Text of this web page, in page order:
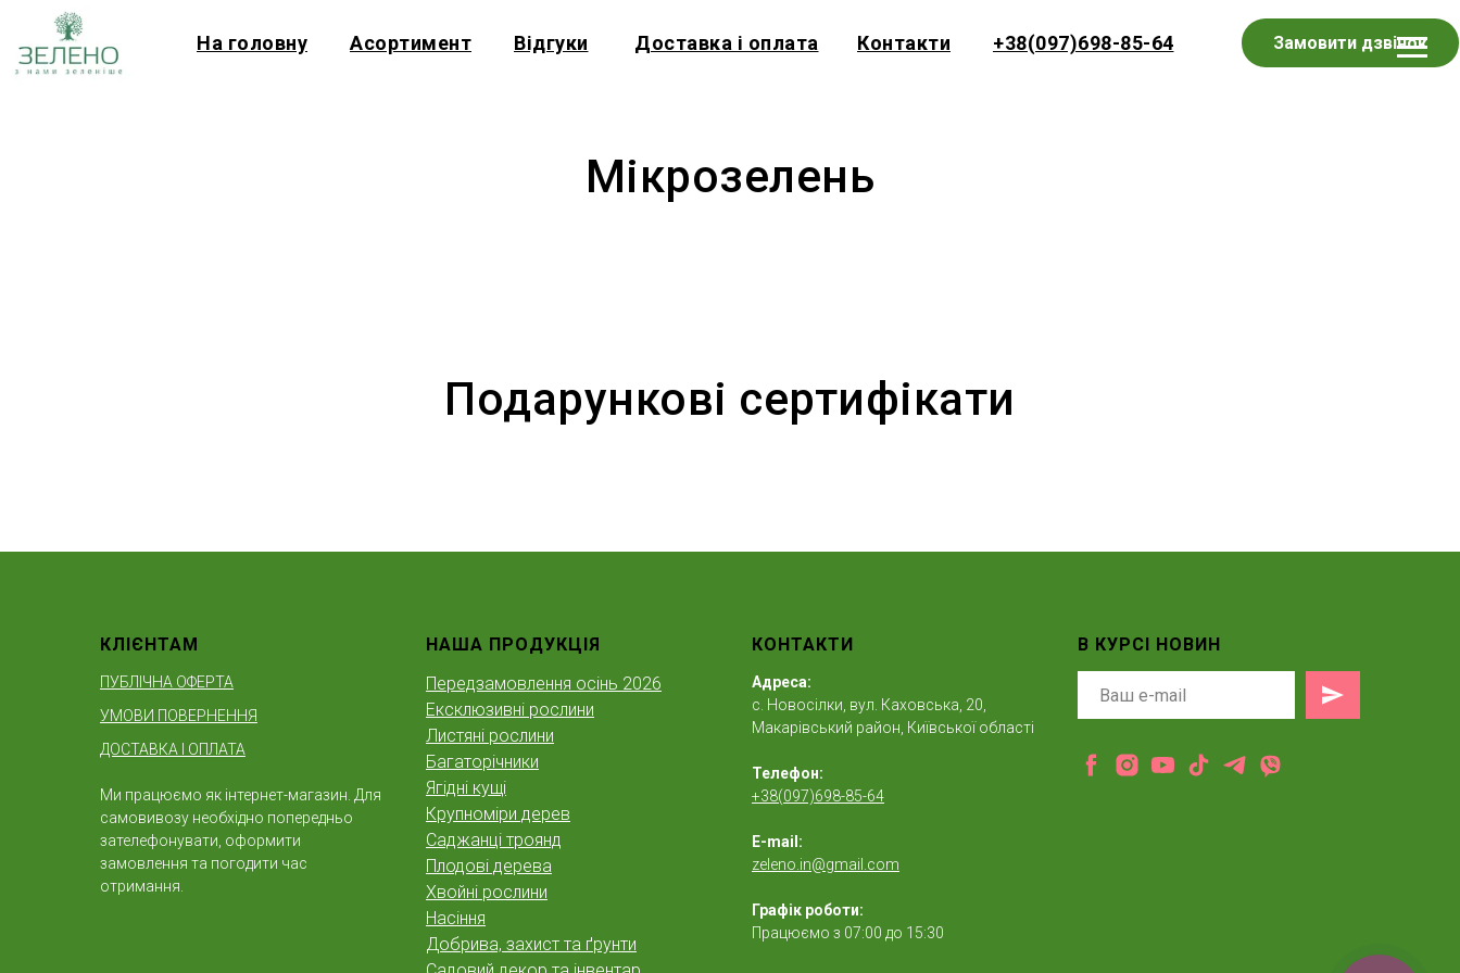
Замовити дзвінок
+38(097)698-85-64
Доставка і оплата
Відгуки
Асортимент Контакти
На головну
Мікрозелень
Подарункові сертифікати
КЛІЄНТАМ
ПУБЛІЧНА ОФЕРТА
УМОВИ ПОВЕРНЕННЯ
ДОСТАВКА І ОПЛАТА
Ми працюємо як інтернет-магазин. Для
самовивозу необхідно попередньо
зателефонувати, оформити
замовлення та погодити час
отримання.
НАША ПРОДУКЦІЯ
Передзамовлення осінь 2026
Ексклюзивні рослини
Листяні рослини
Багаторічники
Ягідні кущі
Крупноміри дерев
Саджанці троянд
Плодові дерева
Хвойні рослини
Насіння
Добрива, захист та ґрунти
КОНТАКТИ
Адреса:
с. Новосілки, вул. Каховська, 20,
Макарівський район, Київської області
Телефон:
+38(097)698-85-64
E-mail:
zeleno.in@gmail.com
Графік роботи:
Працюємо з 07:00 до 15:30
В КУРСІ НОВИН